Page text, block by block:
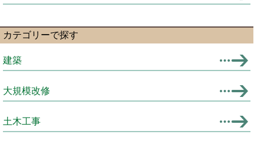
カテゴリーで探す
建築
大規模改修
土木工事